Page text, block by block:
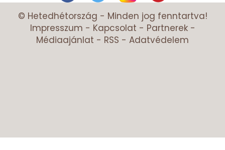
© Hetedhétország - Minden jog fenntartva!
Impresszum - Kapcsolat - Partnerek-
Médiaajánlat - RSS - Adatvédelem